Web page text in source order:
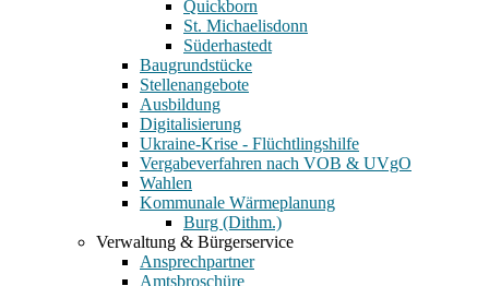
Quickborn
St. Michaelisdonn
Süderhastedt
Baugrundstücke
Stellenangebote
Ausbildung
Digitalisierung
Ukraine-Krise - Flüchtlingshilfe
Vergabeverfahren nach VOB & UVgO
Wahlen
Kommunale Wärmeplanung
Burg (Dithm.)
Verwaltung & Bürgerservice
Ansprechpartner
Amtsbroschüre